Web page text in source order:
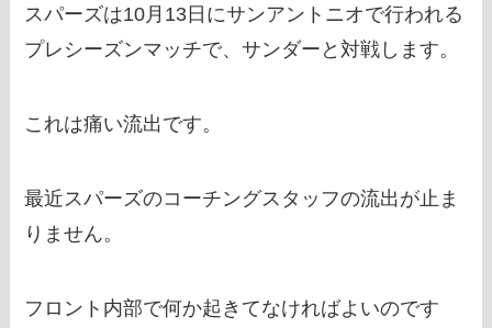
スパーズは10月13日にサンアントニオで行われる
プレシーズンマッチで、サンダーと対戦します。
これは痛い流出です。
最近スパーズのコーチングスタッフの流出が止ま
りません。
フロント内部で何か起きてなければよいのです